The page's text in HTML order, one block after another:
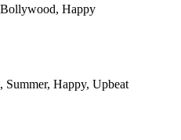
Happy
Summer, Happy, Upbeat